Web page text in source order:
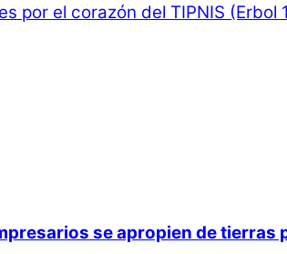
por el corazón del TIPNIS (Erbol
se apropien de tierras